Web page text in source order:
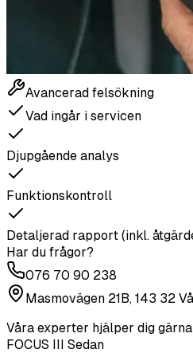
Avancerad felsökning
Vad ingår i servicen
Djupgående analys
Funktionskontroll
Detaljerad rapport (inkl.
Har du frågor?
076 70 90 238
Masmovägen 21B, 143 32
Våra experter hjälper dig
FOCUS III Sedan